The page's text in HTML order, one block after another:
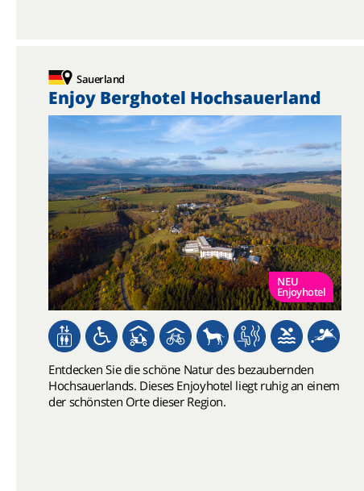
Sauerland
Enjoy Berghotel Hochsauerland
NEU
Enjoyhotel
Entdecken Sie die schöne Natur des bezaubernden
Hochsauerlands. Dieses Enjoyhotel liegt ruhig an einem
der schönsten Orte dieser Region.